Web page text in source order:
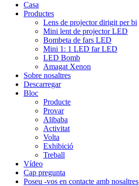
Casa
Productes
Lens de projector dirigit per bi
Mini lent de projector LED
Bombeta de fars LED
Mini 1: 1 LED far LED
LED Bomb
Amagat Xenon
Sobre nosaltres
Descarregar
Bloc
Producte
Provar
Alibaba
Activitat
Volta
Exhibició
Treball
Vídeo
Cap pregunta
Poseu -vos en contacte amb nosaltres